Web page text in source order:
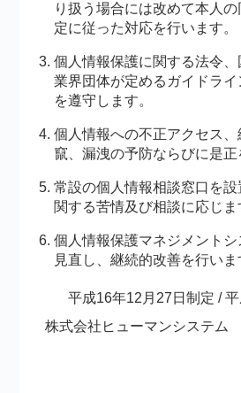
り扱う場合には改めて本人
定に従った対応を行います。
個人情報保護に関する法令、
業界団体が定めるガイドラ
を遵守します。
個人情報への不正アクセス
竄、漏洩の予防ならびに是正
常設の個人情報相談窓口を
関する苦情及び相談に応じま
個人情報保護マネジメント
見直し、継続的改善を行いま
平成16年12月27日制定 /
株式会社ヒューマンシステ